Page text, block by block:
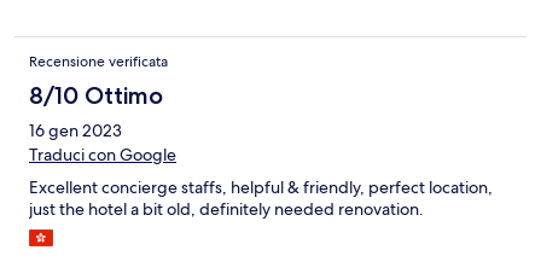
Recensione verificata
8/10 Ottimo
16 gen 2023
Traduci con Google
Excellent concierge staffs, helpful & friendly, perfect location,
just the hotel a bit old, definitely needed renovation.